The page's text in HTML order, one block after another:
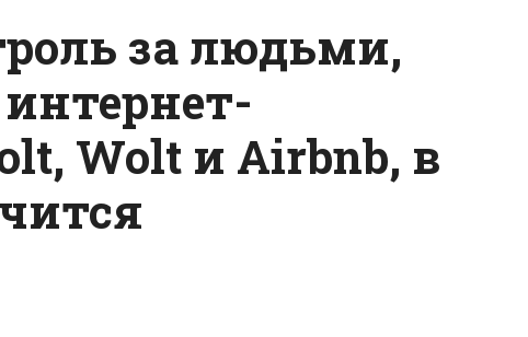
за людьми,
Wolt и Airbnb, в